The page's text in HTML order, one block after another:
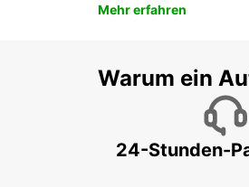
Mehr erfahren
Warum ein
24-Stunden-